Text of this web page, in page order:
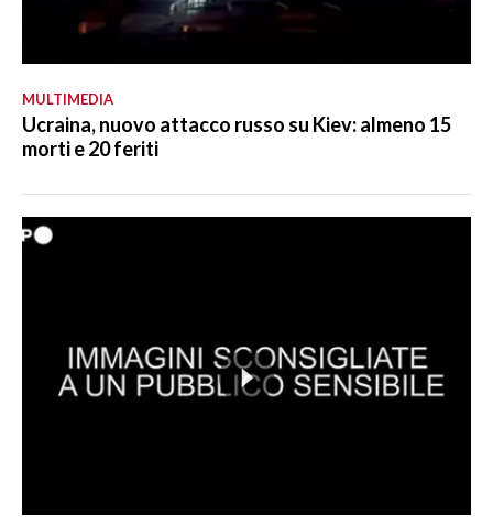
MULTIMEDIA
Ucraina, nuovo attacco russo su Kiev: almeno 15
morti e 20 feriti